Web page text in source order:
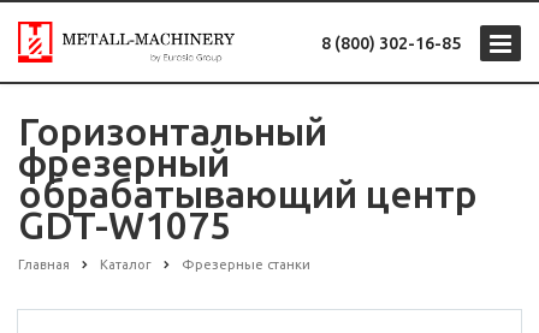
8 (800) 302-16-85
Горизонтальный
фрезерный
обрабатывающий центр
GDT-W1075
Главная Каталог Фрезерные станки